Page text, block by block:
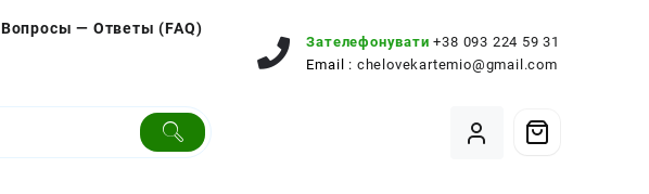
Вопросы — Ответы (FAQ)
Зателефонувати +38 093 224 59 31
Email : chelovekartemio@gmail.com